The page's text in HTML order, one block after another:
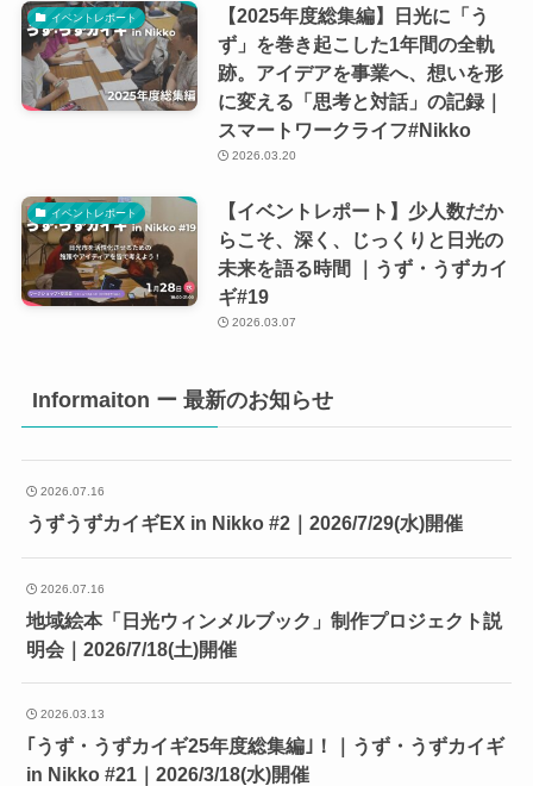
イベントレポート
【2025年度総集編】日光に「う
ず」を巻き起こした1年間の全軌
跡。アイデアを事業へ、想いを形
に変える「思考と対話」の記録｜
スマートワークライフ#Nikko
2026.03.20
イベントレポート
【イベントレポート】少人数だか
らこそ、深く、じっくりと日光の
未来を語る時間 ｜うず・うずカイ
ギ#19
2026.03.07
Informaiton ー 最新のお知らせ
2026.07.16
うずうずカイギEX in Nikko #2｜2026/7/29(水)開催
2026.07.16
地域絵本「日光ウィンメルブック」制作プロジェクト説
明会｜2026/7/18(土)開催
2026.03.13
｢うず・うずカイギ25年度総集編｣！｜うず・うずカイギ
in Nikko #21｜2026/3/18(水)開催